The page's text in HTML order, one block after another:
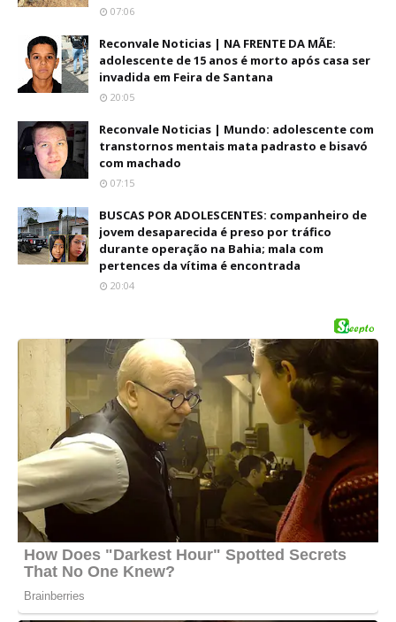
07:06
Reconvale Noticias | NA FRENTE DA MÃE:
adolescente de 15 anos é morto após casa ser
invadida em Feira de Santana
20:05
Reconvale Noticias | Mundo: adolescente com
transtornos mentais mata padrasto e bisavó
com machado
07:15
BUSCAS POR ADOLESCENTES: companheiro de
jovem desaparecida é preso por tráfico
durante operação na Bahia; mala com
pertences da vítima é encontrada
20:04